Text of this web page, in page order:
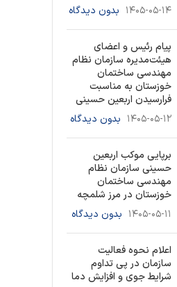
۱۴۰۵-۰۵-۱۴ بدون دیدگاه
پیام رئیس و اعضای
هیئت‌مدیره سازمان نظام
مهندسی ساختمان
خوزستان به مناسبت
فرارسیدن اربعین حسینی
۱۴۰۵-۰۵-۱۲ بدون دیدگاه
برپایی موکب اربعین
حسینی سازمان نظام
مهندسی ساختمان
خوزستان در مرز شلمچه
۱۴۰۵-۰۵-۱۱ بدون دیدگاه
اعلام نحوه فعالیت
سازمان در پی تداوم
شرایط جوی و افزایش دما